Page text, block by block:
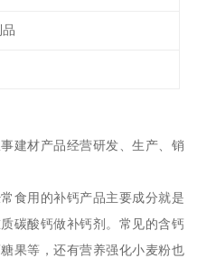
建材产品经营研发、生产、销
食用的补钙产品主要成分就是
碳酸钙做补钙剂。常见的含钙
果等，还有营养强化小麦粉也